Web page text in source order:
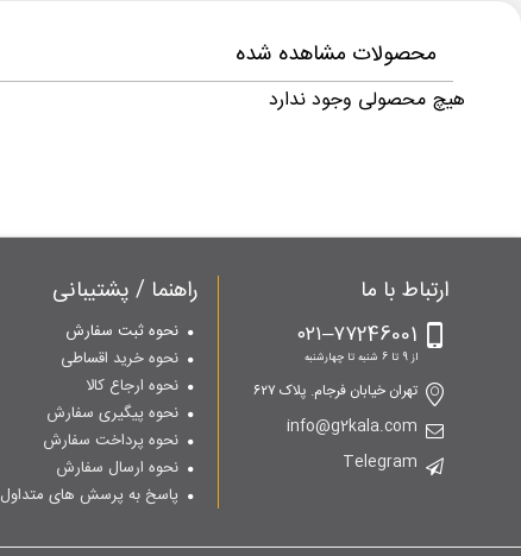
محصولات مشاهده شده
هیچ محصولی وجود ندارد
ارتباط با ما
۷۷246001–۰۲۱
از 9 تا 6 شنبه تا چهارشنبه
تهران خیابان فرجام. پلاک ۶۲۷
info@g2kala.com
Telegram
راهنما / پشتیبانی
نحوه ثبت سفارش
نحوه خرید اقساطی
نحوه ارجاع کالا
نحوه پیگیری سفارش
نحوه پرداخت سفارش
نحوه ارسال سفارش
پاسخ به پرسش های متداول